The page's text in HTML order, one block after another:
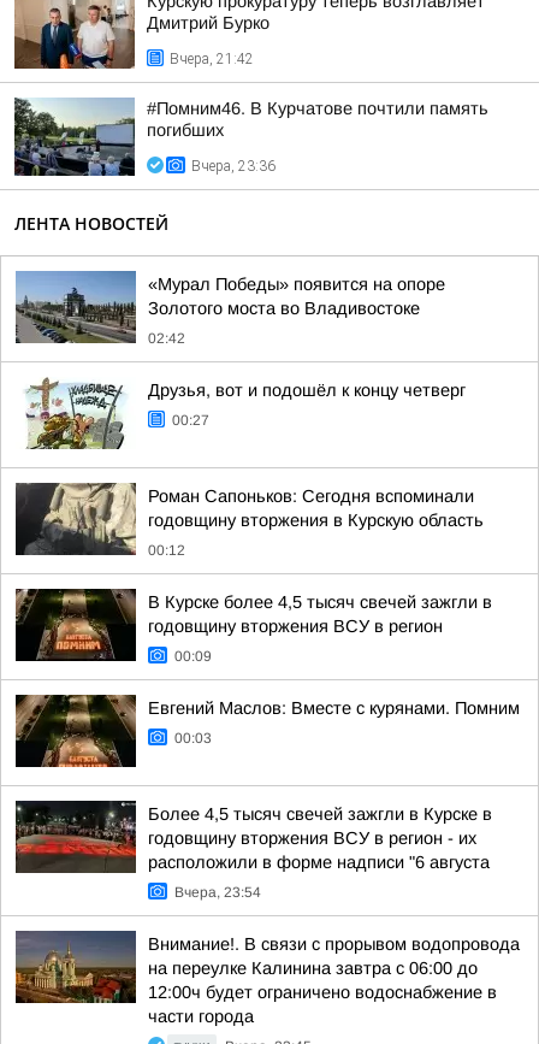
Дмитрий Бурко
Вчера, 21:42
#Помним46. В Курчатове почтили память
погибших
Вчера, 23:36
ЛЕНТА НОВОСТЕЙ
«Мурал Победы» появится на опоре
Золотого моста во Владивостоке
02:42
Друзья, вот и подошёл к концу четверг
00:27
Роман Сапоньков: Сегодня вспоминали
годовщину вторжения в Курскую область
00:12
В Курске более 4,5 тысяч свечей зажгли в
годовщину вторжения ВСУ в регион
00:09
Евгений Маслов: Вместе с курянами. Помним
00:03
Более 4,5 тысяч свечей зажгли в Курске в
годовщину вторжения ВСУ в регион - их
расположили в форме надписи "6 августа
Вчера, 23:54
Внимание!. В связи с прорывом водопровода
на переулке Калинина завтра с 06:00 до
12:00ч будет ограничено водоснабжение в
части города